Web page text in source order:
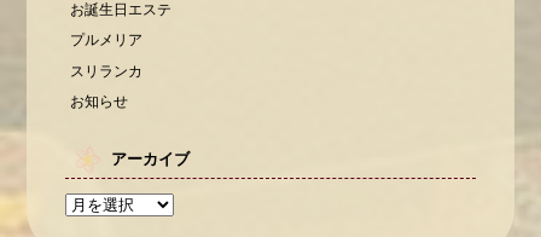
お誕生日エステ
プルメリア
スリランカ
お知らせ
アーカイブ